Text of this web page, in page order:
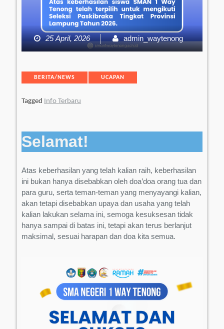
25 April, 2026 admin_waytenong
Categories
BERITA/NEWS UCAPAN
Tagged Info Terbaru
Selamat!
Atas keberhasilan yang telah kalian raih, keberhasilan
ini bukan hanya disebabkan oleh doa’doa orang tua dan
para guru, serta teman-teman yang menyayangi kalian,
akan tetapi disebabkan upaya dan usaha yang telah
kalian lakukan selama ini, semoga kesuksesan tidak
hanya sampai di batas ini, tetapi akan terus berlanjut
maksimal, sesuai harapan dan doa kita semua.